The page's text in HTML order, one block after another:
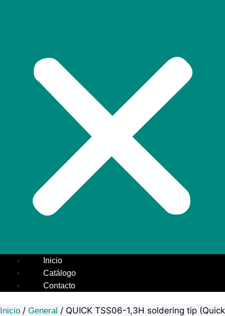
Inicio
Catálogo
Contacto
Inicio / General / QUICK TSS06-1,3H soldering tip (Quick